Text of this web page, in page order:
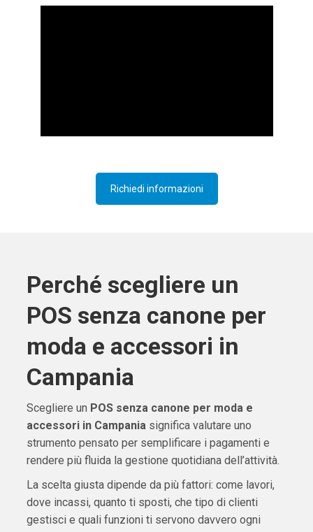
Richiedi informazioni
Perché scegliere un
POS senza canone per
moda e accessori in
Campania
Scegliere un POS senza canone per moda e
accessori in Campaniasignifica valutare uno
strumento pensato per semplificare i pagamenti e
rendere più fluida la gestione quotidiana dell’attività.
La scelta giusta dipende da più fattori: come lavori,
dove incassi, quanto ti sposti, che tipo di clienti
gestisci e quali funzioni ti servono davvero ogni